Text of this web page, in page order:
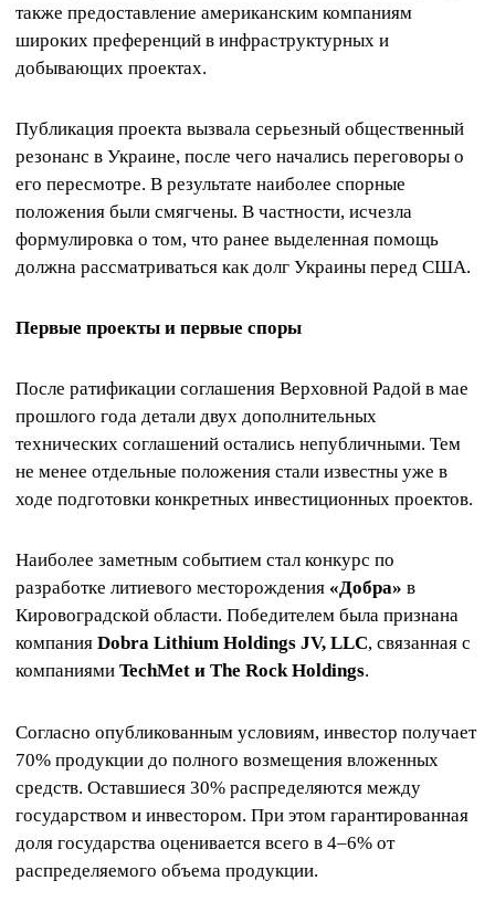
также предоставление американским компаниям
широких преференций в инфраструктурных и
добывающих проектах.
Публикация проекта вызвала серьезный общественный
резонанс в Украине, после чего начались переговоры о
его пересмотре. В результате наиболее спорные
положения были смягчены. В частности, исчезла
формулировка о том, что ранее выделенная помощь
должна рассматриваться как долг Украины перед США.
Первые проекты и первые споры
После ратификации соглашения Верховной Радой в мае
прошлого года детали двух дополнительных
технических соглашений остались непубличными. Тем
не менее отдельные положения стали известны уже в
ходе подготовки конкретных инвестиционных проектов.
Наиболее заметным событием стал конкурс по
разработке литиевого месторождения «Добра» в
Кировоградской области. Победителем была признана
компания Dobra Lithium Holdings JV, LLC, связанная с
компаниями TechMet и The Rock Holdings.
Согласно опубликованным условиям, инвестор получает
70% продукции до полного возмещения вложенных
средств. Оставшиеся 30% распределяются между
государством и инвестором. При этом гарантированная
доля государства оценивается всего в 4–6% от
распределяемого объема продукции.